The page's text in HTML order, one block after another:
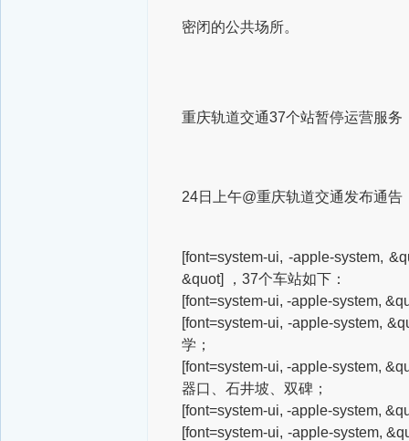
密闭的公共场所。
重庆轨道交通37个站暂停运营服务
24日上午@重庆轨道交通发布通告
[font=system-ui, -apple-system,
&quot]
，37个车站如下：
[font=system-ui, -apple-system,
[font=system-ui, -apple-system,
学；
[font=system-ui, -apple-system,
器口、石井坡、双碑；
[font=system-ui, -apple-system,
[font=system-ui, -apple-system,